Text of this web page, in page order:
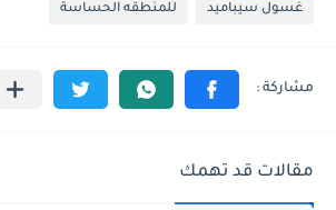
غسول سيباميد للمنطقه الحساسة
مقالات قد تهمك